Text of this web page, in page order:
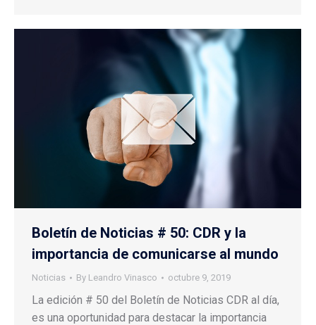
Boletín de Noticias # 50: CDR y la
importancia de comunicarse al mundo
Noticias By Leandro Vinasco octubre 9, 2019
La edición # 50 del Boletín de Noticias CDR al día,
es una oportunidad para destacar la importancia